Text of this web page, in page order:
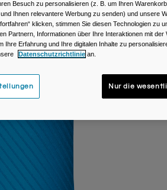
Besuch zu personalisieren (z. B. um Ihren
Ihnen relevantere Werbung zu senden) und unsere
fortfahren“ klicken, stimmen Sie diesen Technologien zu
Partnern, Informationen über Ihre Interaktionen mit
Ihre Erfahrung und Ihre digitalen Inhalte zu
Datenschutzrichtlinie an.
Nur die